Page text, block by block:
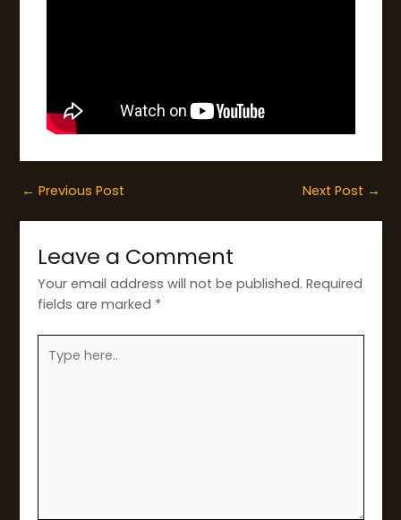
← Previous Post Next Post →
Leave a Comment
Your email address will not be published. Required
fields are marked *
here..